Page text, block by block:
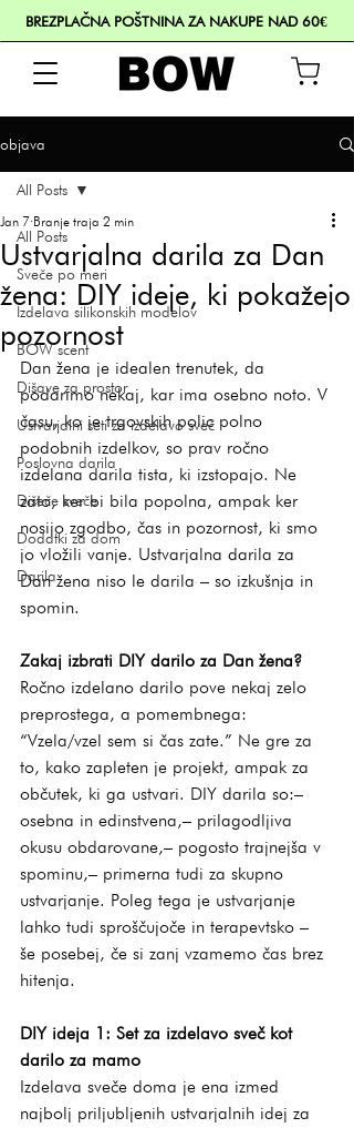
BREZPLAČNA POŠTNINA ZA NAKUPE NAD 60€
objava
All Posts
Sveče po meri
Izdelava silikonskih modelov
BOW scent
Dišave za prostor
Ustvarjalni seti za izdelavo sveč
Poslovna darila
Dišeče sveče
Dodatki za dom
Darila
All Posts
Ustvarjalna darila za Dan
žena: DIY ideje, ki pokažejo
pozornost
Jan 7 Branje traja 2 min
Dan žena je idealen trenutek, da
podarimo nekaj, kar ima osebno noto. V
času, ko je trgovskih polic polno
podobnih izdelkov, so prav ročno
izdelana darila tista, ki izstopajo. Ne
zato, ker bi bila popolna, ampak ker
nosijo zgodbo, čas in pozornost, ki smo
jo vložili vanje. Ustvarjalna darila za
Dan žena niso le darila – so izkušnja in
spomin.
Zakaj izbrati DIY darilo za Dan žena?
Ročno izdelano darilo pove nekaj zelo
preprostega, a pomembnega:
“Vzela/vzel sem si čas zate.” Ne gre za
to, kako zapleten je projekt, ampak za
občutek, ki ga ustvari. DIY darila so:–
osebna in edinstvena,– prilagodljiva
okusu obdarovane,– pogosto trajnejša v
spominu,– primerna tudi za skupno
ustvarjanje. Poleg tega je ustvarjanje
lahko tudi sproščujoče in terapevtsko –
še posebej, če si zanj vzamemo čas brez
hitenja.
DIY ideja 1: Set za izdelavo sveč kot
darilo za mamo
Izdelava sveče doma je ena izmed
najbolj priljubljenih ustvarjalnih idej za